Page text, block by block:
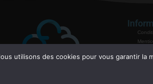
Mode
utilisons des cookies pour vous garantir